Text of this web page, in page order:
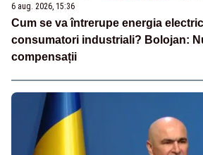
6 aug. 2026, 15:36
Cum se va întrerupe energia
consumatori industriali? Bolojan:
compensații